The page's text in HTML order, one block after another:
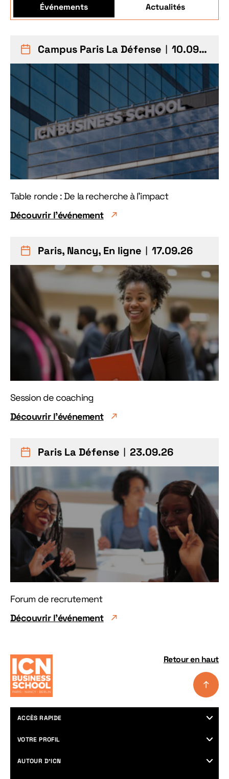
Événements Actualités
Campus Paris La Défense ︱10.09.26
Table ronde : De la recherche à l'impact
Découvrir l'événement
Paris, Nancy, En ligne ︱17.09.26
Session de coaching
Découvrir l'événement
Paris La Défense ︱23.09.26
Forum de recrutement
Découvrir l'événement
ACCÈS RAPIDE
Programmes
Career center
VOTRE PROFIL
Futurs étudiants
AUTOUR D’ICN
Retour en haut